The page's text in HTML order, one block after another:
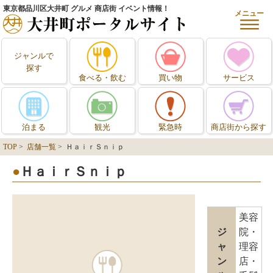
東京都品川区大井町 グルメ 商店街 イベント情報！
メニュー
ジャンルで
探す
食べる・飲む
買い物 サービス
泊まる 観光 緊急時 商店街から探す
TOP > 店舗一覧 > ＨａｉｒＳｎｉｐ
ＨａｉｒＳｎｉｐ
ジ
ャ
ン
美容
院・
理容
店・